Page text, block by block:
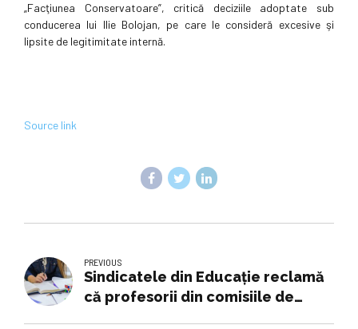
„Facţiunea Conservatoare”, critică deciziile adoptate sub
conducerea lui Ilie Bolojan, pe care le consideră excesive şi
lipsite de legitimitate internă.
Source link
PREVIOUS
Sindicatele din Educaţie reclamă
că profesorii din comisiile de